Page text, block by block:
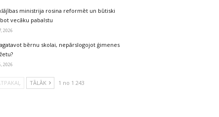
ministrija rosina reformēt un būtiski
vecāku pabalstu
2026
bērnu skolai, nepārslogojot ģimenes
2026
TĀLĀK 1 no 1 243